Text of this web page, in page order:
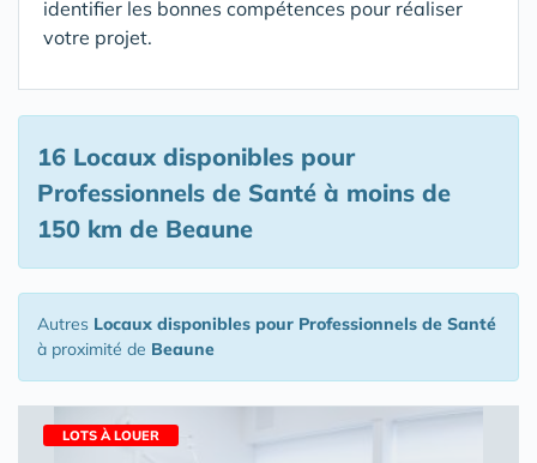
identifier les bonnes compétences pour réaliser
votre projet.
16 Locaux disponibles pour
Professionnels de Santé à moins de
150 km de Beaune
Autres Locaux disponibles pour Professionnels de Santé
à proximité de Beaune
LOTS À LOUER